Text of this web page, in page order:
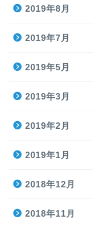
2019年8月
2019年7月
2019年5月
2019年3月
2019年2月
2019年1月
2018年12月
2018年11月